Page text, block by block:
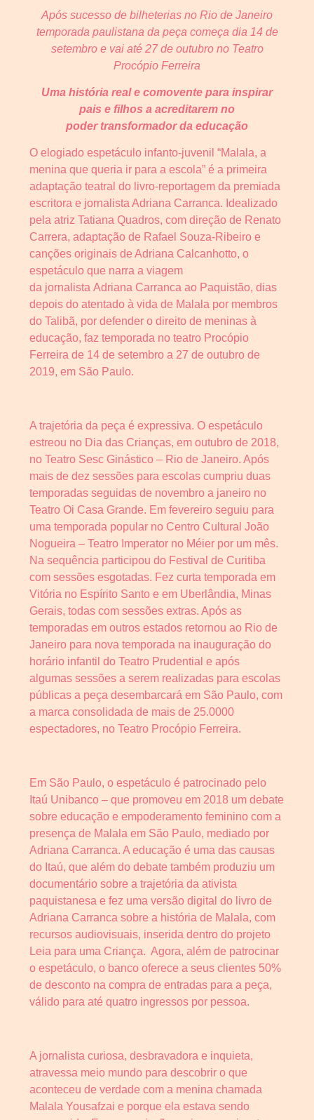
Após sucesso de bilheterias no Rio de Janeiro
temporada paulistana da peça começa dia 14 de
setembro e vai até 27 de outubro no Teatro
Procópio Ferreira
Uma história real e comovente para inspirar
pais e filhos a acreditarem no
poder transformador da educação
O elogiado espetáculo infanto-juvenil “Malala, a
menina que queria ir para a escola” é a primeira
adaptação teatral do livro-reportagem da premiada
escritora e jornalista Adriana Carranca. Idealizado
pela atriz Tatiana Quadros, com direção de Renato
Carrera, adaptação de Rafael Souza-Ribeiro e
canções originais de Adriana Calcanhotto, o
espetáculo que narra a viagem
da jornalista Adriana Carranca ao Paquistão, dias
depois do atentado à vida de Malala por membros
do Talibã, por defender o direito de meninas à
educação, faz temporada no teatro Procópio
Ferreira de 14 de setembro a 27 de outubro de
2019, em São Paulo.
A trajetória da peça é expressiva. O espetáculo
estreou no Dia das Crianças, em outubro de 2018,
no Teatro Sesc Ginástico – Rio de Janeiro. Após
mais de dez sessões para escolas cumpriu duas
temporadas seguidas de novembro a janeiro no
Teatro Oi Casa Grande. Em fevereiro seguiu para
uma temporada popular no Centro Cultural João
Nogueira – Teatro Imperator no Méier por um mês.
Na sequência participou do Festival de Curitiba
com sessões esgotadas. Fez curta temporada em
Vitória no Espírito Santo e em Uberlândia, Minas
Gerais, todas com sessões extras. Após as
temporadas em outros estados retornou ao Rio de
Janeiro para nova temporada na inauguração do
horário infantil do Teatro Prudential e após
algumas sessões a serem realizadas para escolas
públicas a peça desembarcará em São Paulo, com
a marca consolidada de mais de 25.0000
espectadores, no Teatro Procópio Ferreira.
Em São Paulo, o espetáculo é patrocinado pelo
Itaú Unibanco – que promoveu em 2018 um debate
sobre educação e empoderamento feminino com a
presença de Malala em São Paulo, mediado por
Adriana Carranca. A educação é uma das causas
do Itaú, que além do debate também produziu um
documentário sobre a trajetória da ativista
paquistanesa e fez uma versão digital do livro de
Adriana Carranca sobre a história de Malala, com
recursos audiovisuais, inserida dentro do projeto
Leia para uma Criança. Agora, além de patrocinar
o espetáculo, o banco oferece a seus clientes 50%
de desconto na compra de entradas para a peça,
válido para até quatro ingressos por pessoa.
A jornalista curiosa, desbravadora e inquieta,
atravessa meio mundo para descobrir o que
aconteceu de verdade com a menina chamada
Malala Yousafzai e porque ela estava sendo